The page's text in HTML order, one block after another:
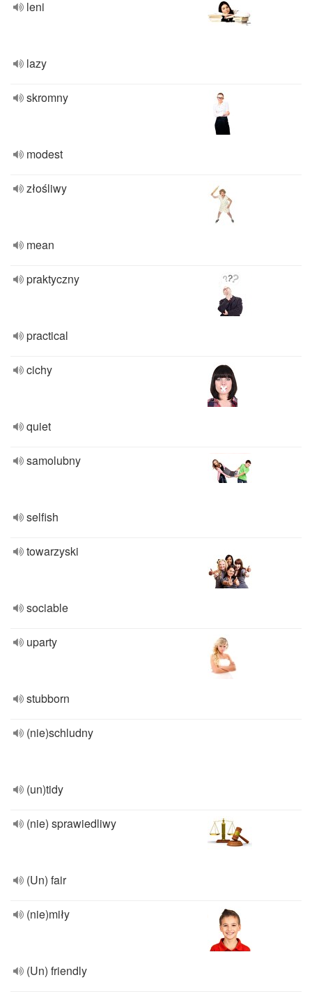
leni
lazy
skromny
modest
złośliwy
mean
praktyczny
practical
cichy
quiet
samolubny
selfish
towarzyski
sociable
uparty
stubborn
(nie)schludny
(un)tidy
(nie) sprawiedliwy
(Un) fair
(nie)miły
(Un) friendly